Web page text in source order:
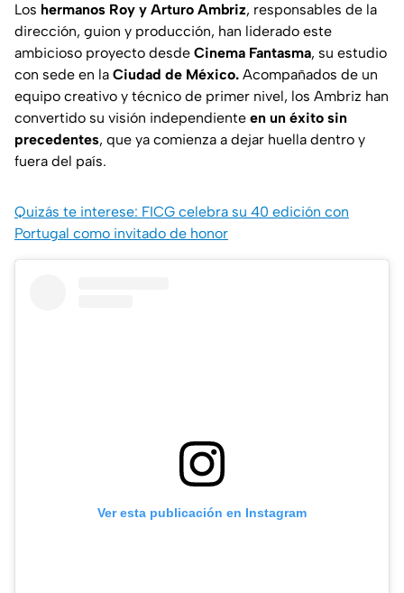
Los hermanos Roy y Arturo Ambriz, responsables de la
dirección, guion y producción, han liderado este
ambicioso proyecto desde Cinema Fantasma, su estudio
con sede en la Ciudad de México. Acompañados de un
equipo creativo y técnico de primer nivel, los Ambriz han
convertido su visión independiente en un éxito sin
precedentes, que ya comienza a dejar huella dentro y
fuera del país.
Quizás te interese: FICG celebra su 40 edición con
Portugal como invitado de honor
Ver esta publicación en Instagram